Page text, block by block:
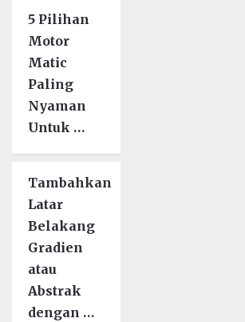
5 Pilihan
Motor
Matic
Paling
Nyaman
Untuk …
Tambahkan
Latar
Belakang
Gradien
atau
Abstrak
dengan …